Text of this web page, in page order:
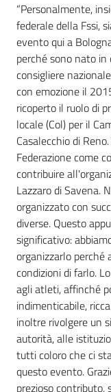
“Personalmente,
federale della Fssi,
evento qui a
perché sono nato
consigliere
con emozione il
ricoperto il ruolo di
locale (Col) per il
Casalecchio di
Federazione come
contribuire
Lazzaro di Savena.
organizzato con
diverse. Questo
significativo:
organizzarlo perché
condizioni di farlo.
agli atleti, affinché
indimenticabile,
inoltre rivolgere un
autorità, alle
tutti coloro che ci
questo evento.
prezioso contributo,